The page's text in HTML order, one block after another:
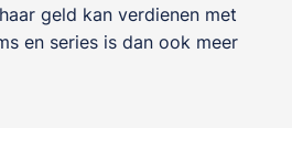
geld kan verdienen met
en series is dan ook meer